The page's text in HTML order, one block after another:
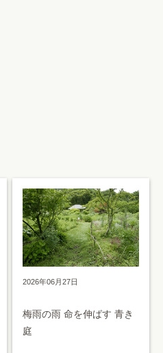
2026年06月27日
梅雨の雨 命を伸ばす 青き
庭